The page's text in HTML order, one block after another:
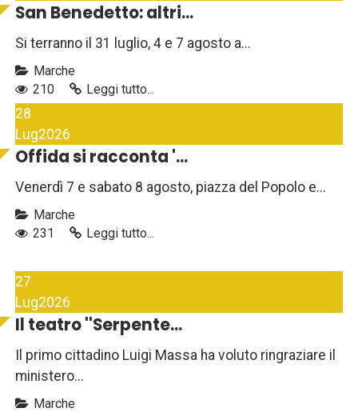
San Benedetto: altri...
Si terranno il 31 luglio, 4 e 7 agosto a...
Marche
210
Leggi tutto...
28
Lug2026
Offida si racconta '...
Venerdì 7 e sabato 8 agosto, piazza del Popolo e...
Marche
231
Leggi tutto...
27
Lug2026
Il teatro ''Serpente...
Il primo cittadino Luigi Massa ha voluto ringraziare il
ministero...
Marche